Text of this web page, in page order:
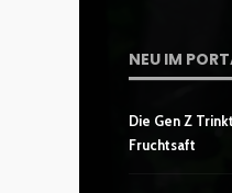
NEU IM
Die Gen Z
Fruchtsaft